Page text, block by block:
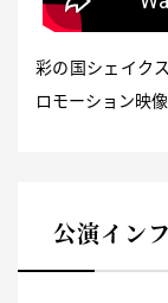
彩の国シェイク
ロモーション映像
公演イン